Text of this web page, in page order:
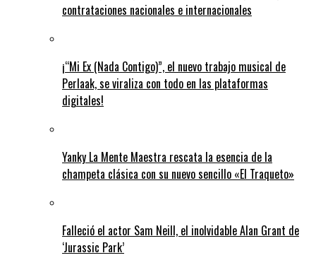
contrataciones nacionales e internacionales
¡“Mi Ex (Nada Contigo)”, el nuevo trabajo musical de
Perlaak, se viraliza con todo en las plataformas
digitales!
Yanky La Mente Maestra rescata la esencia de la
champeta clásica con su nuevo sencillo «El Traqueto»
Falleció el actor Sam Neill, el inolvidable Alan Grant de
‘Jurassic Park’